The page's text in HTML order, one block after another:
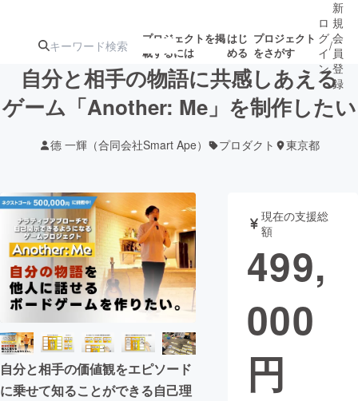
プロジェクトを掲
載するには
はじ
める
プロジェクト
をさがす
ジェクト
注目のリ
ターン
注目の新着プロ
ジェクト
募集終了が近いプ
ロジェクト
もうすぐ公開
されます
アート・写真 音楽
テクノロジー・ガジェット ゲーム・サ
映像・映画
ビジネス・起業
まちづくり・地域活性化
ロ
グ
イ
ン
/
新
規
会
員
登
録
自分と相手の物語に共感しあえる
ゲーム「Another: Me」を制作したい
德 一輝（合同会社Smart Ape） プロダクト 東京都
自分と相手の価値観をエピソード
に乗せて知ることができる自己理
現在の支援総
額
499,
000
円